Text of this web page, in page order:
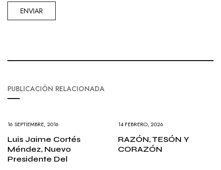
PUBLICACIÓN RELACIONADA
16 SEPTIEMBRE, 2016
Luis Jaime Cortés
Méndez, Nuevo
Presidente Del
14 FEBRERO, 2026
RAZÓN, TESÓN Y
CORAZÓN